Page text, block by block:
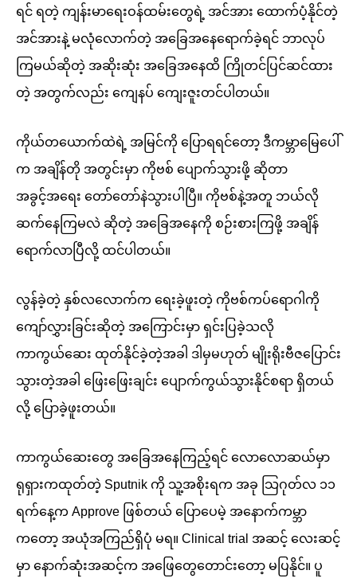
ရင် ရတဲ့ ကျန်းမာရေးဝန်ထမ်းတွေရဲ့ အင်အား ထောက်ပံ့နိုင်တဲ့
အင်အားနဲ့ မလုံလောက်တဲ့ အခြေအနေရောက်ခဲ့ရင် ဘာလုပ်
ကြမယ်ဆိုတဲ့ အဆိုးဆုံး အခြေအနေထိ ကြိုတင်ပြင်ဆင်ထား
တဲ့ အတွက်လည်း ကျေနပ် ကျေးဇူးတင်ပါတယ်။
ကိုယ်တယောက်ထဲရဲ့ အမြင်ကို ပြောရရင်တော့ ဒီကမ္ဘာမြေပေါ်
က အချိန်တို အတွင်းမှာ ကိုဗစ် ပျောက်သွားဖို့ ဆိုတာ
အခွင့်အရေး တော်တော်နဲသွားပါပြီ။ ကိုဗစ်နဲ့အတူ ဘယ်လို
ဆက်နေကြမလဲ ဆိုတဲ့ အခြေအနေကို စဉ်းစားကြဖို့ အချိန်
ရောက်လာပြီလို့ ထင်ပါတယ်။
လွန်ခဲ့တဲ့ နှစ်လလောက်က ရေးခဲ့ဖူးတဲ့ ကိုဗစ်ကပ်ရောဂါကို
ကျော်လွှားခြင်းဆိုတဲ့ အကြောင်းမှာ ရှင်းပြခဲ့သလို
ကာကွယ်ဆေး ထုတ်နိုင်ခဲ့တဲ့အခါ ဒါမှမဟုတ် မျိုးရိုးဗီဇပြောင်း
သွားတဲ့အခါ ဖြေးဖြေးချင်း ပျောက်ကွယ်သွားနိုင်စရာ ရှိတယ်
လို့ ပြောခဲ့ဖူးတယ်။
ကာကွယ်ဆေးတွေ အခြေအနေကြည့်ရင် လောလောဆယ်မှာ
ရုရှားကထုတ်တဲ့ Sputnik ကို သူ့အစိုးရက အခု သြဂုတ်လ ၁၁
ရက်နေ့က Approve ဖြစ်တယ် ပြောပေမဲ့ အနောက်ကမ္ဘာ
ကတော့ အယုံအကြည်ရှိပုံ မရ။ Clinical trial အဆင့် လေးဆင့်
မှာ နောက်ဆုံးအဆင့်က အဖြေတွေတောင်းတော့ မပြနိုင်။ ပူ